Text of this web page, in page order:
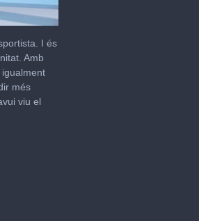
I és
Amb
més
viu el